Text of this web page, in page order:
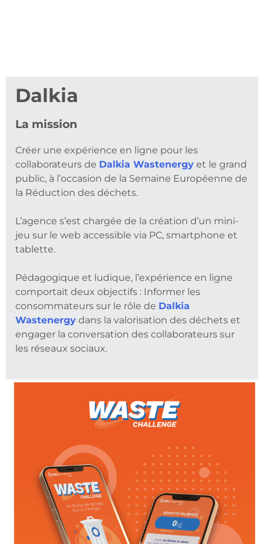
Dalkia
La mission
Créer une expérience en ligne pour les
collaborateurs de Dalkia Wastenergy et le grand
public, à l’occasion de la Semaine Européenne de
la Réduction des déchets.
L’agence s’est chargée de la création d’un mini-
jeu sur le web accessible via PC, smartphone et
tablette.
Pédagogique et ludique, l’expérience en ligne
comportait deux objectifs : Informer les
consommateurs sur le rôle de Dalkia
Wastenergy dans la valorisation des déchets et
engager la conversation des collaborateurs sur
les réseaux sociaux.